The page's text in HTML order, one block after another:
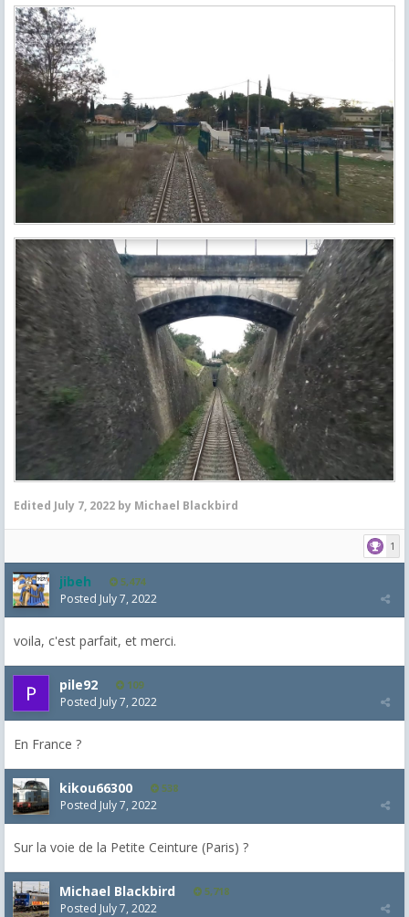
Edited July 7, 2022 by Michael Blackbird
1
jibeh 5,474
Posted July 7, 2022
voila, c'est parfait, et merci.
pile92 109
Posted July 7, 2022
En France ?
kikou66300 538
Posted July 7, 2022
Sur la voie de la Petite Ceinture (Paris) ?
Michael Blackbird 5,718
Posted July 7, 2022